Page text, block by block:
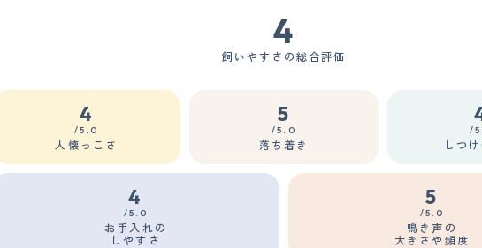
4
飼いやすさの総合評価
4
/5.0
人懐っこさ
5
/5.0
落ち着き
/
しつ
4
/5.0
お手入れの
しやすさ
5
/5.0
鳴き声の
大きさや頻度